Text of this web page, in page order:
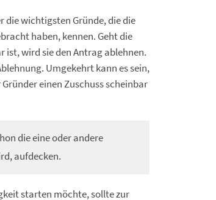
die wichtigsten Gründe, die die
haben, kennen. Geht die
ist, wird sie den Antrag ablehnen.
Umgekehrt kann es sein,
einen Zuschuss scheinbar
die eine oder andere
aufdecken.
starten möchte, sollte zur